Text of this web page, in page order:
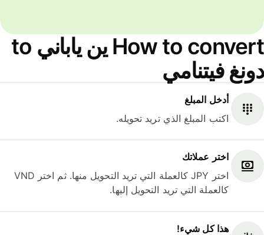
How to convert ين ياباني to
دونغ فيتنامي
أدخل المبلغ
اكتب المبلغ الذي تريد تحويله.
اختر عملاتك
اختر JPY كالعملة التي تريد التحويل منها. ثم اختر VND
كالعملة التي تريد التحويل إليها.
هذا كل شيء‎!